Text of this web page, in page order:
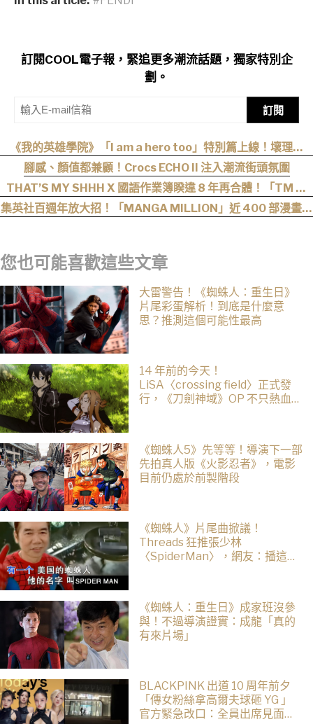
訂閱COOL電子報，緊追更多潮流話題，獨家特別企
劃。
訂閱
《我的英雄學院》「I am a hero too」特別篇上線！壞理版
〈Hero too〉正式公開！
腳感、顏值都兼顧！Crocs ECHO II 注入潮流街頭氛圍
THAT’S MY SHHH X 國語作業簿睽違 8 年再合體！「TM 國
2」集結熊仔、陳嫺靜、山姆…完整卡司、售票資訊一次看
集英社百週年放大招！「MANGA MILLION」近 400 部漫畫免
您也可能喜歡這些文章
大雷警告！《蜘蛛人：重生日》
片尾彩蛋解析！到底是什麼意
思？推測這個可能性最高
14 年前的今天！
LiSA〈crossing field〉正式發
行，《刀劍神域》OP 不只熱血還
《蜘蛛人5》先等等！導演下一部
先拍真人版《火影忍者》，電影
目前仍處於前製階段
《蜘蛛人》片尾曲掀議！
Threads 狂推張少林
〈SpiderMan〉，網友：播這個
《蜘蛛人：重生日》成家班沒參
與！不過導演證實：成龍「真的
有來片場」
BLACKPINK 出道 10 周年前夕
「傳女粉絲拿高爾夫球砸 YG 」
官方緊急改口：全員出席見面